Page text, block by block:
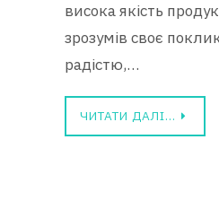
висока якість
зрозумів своє
радістю,…
ЧИТАТИ ДАЛІ…